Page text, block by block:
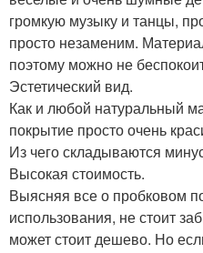
громкую музыку и танцы,
просто незаменим.
поэтому можно не
Эстетический вид.
Как и любой натуральный
покрытие просто очень
Из чего складываются
Высокая стоимость.
Выясняя все о пробковом
использования, не стоит
может стоит дешево. Но